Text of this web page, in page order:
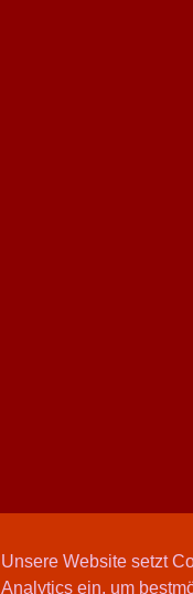
Unsere Website setzt
Analytics ein, um